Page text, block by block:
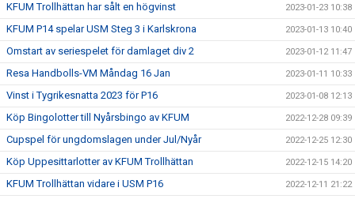
KFUM Trollhättan har sålt en högvinst 2023-01-23 10:38
KFUM P14 spelar USM Steg 3 i Karlskrona 2023-01-13 10:40
Omstart av seriespelet för damlaget div 2 2023-01-12 11:47
Resa Handbolls-VM Måndag 16 Jan 2023-01-11 10:33
Vinst i Tygrikesnatta 2023 för P16 2023-01-08 12:13
Köp Bingolotter till Nyårsbingo av KFUM 2022-12-28 09:39
Cupspel för ungdomslagen under Jul/Nyår 2022-12-25 12:30
Köp Uppesittarlotter av KFUM Trollhättan 2022-12-15 14:20
KFUM Trollhättan vidare i USM P16 2022-12-11 21:22